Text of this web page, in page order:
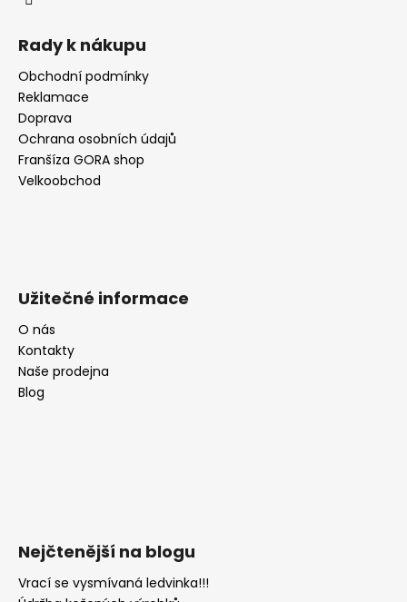
Rady k nákupu
Obchodní podmínky
Reklamace
Doprava
Ochrana osobních údajů
Franšíza GORA shop
Velkoobchod
Užitečné informace
O nás
Kontakty
Naše prodejna
Blog
Nejčtenější na blogu
Vrací se vysmívaná ledvinka!!!